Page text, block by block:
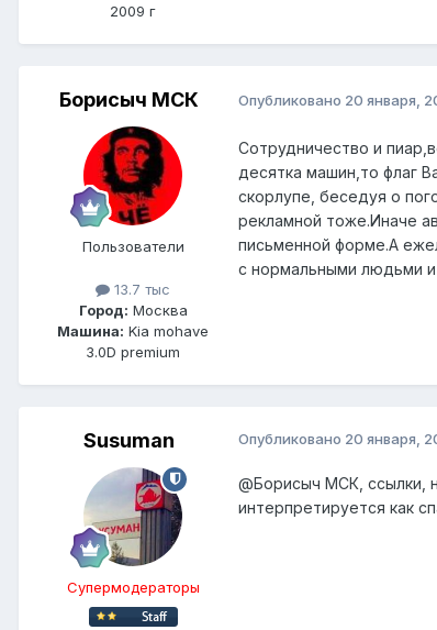
2009 г
Борисыч МСК
Пользователи
13.7 тыс
Город: Москва
Машина: Kia mohave
3.0D premium
Опубликовано 20 января,
Сотрудничество и
десятка машин,то флаг
скорлупе, беседуя о
рекламной тоже.Иначе
письменной форме.А
с нормальными людьми и
Susuman
Супермодераторы
Опубликовано 20 января,
@Борисыч МСК ,
интерпретируется как